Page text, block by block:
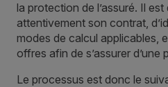
la protection de l’assuré. Il
attentivement son contrat,
modes de calcul applicables,
offres afin de s’assurer
Le processus est donc le